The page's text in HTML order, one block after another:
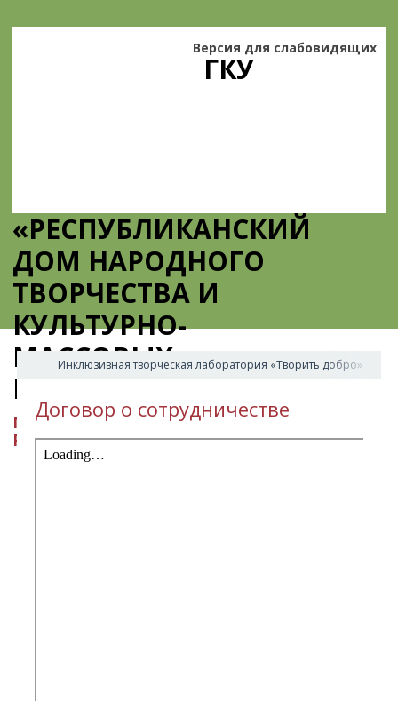
ГКУ
«РЕСПУБЛИКАНСКИЙ
ДОМ НАРОДНОГО
ТВОРЧЕСТВА И
КУЛЬТУРНО-
МАССОВЫХ
МЕРОПРИЯТИЙ»
МИНИСТЕРСТВО КУЛЬТУРЫ
РЕСПУБЛИКИ ИНГУШЕТИЯ
Версия для слабовидящих
Инклюзивная творческая лаборатория «Творить добро»
Договор о сотрудничестве